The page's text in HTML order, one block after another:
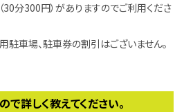
分300円）がありますのでご利用くださ
駐車場、駐車券の割引はございません。
詳しく教えてください。